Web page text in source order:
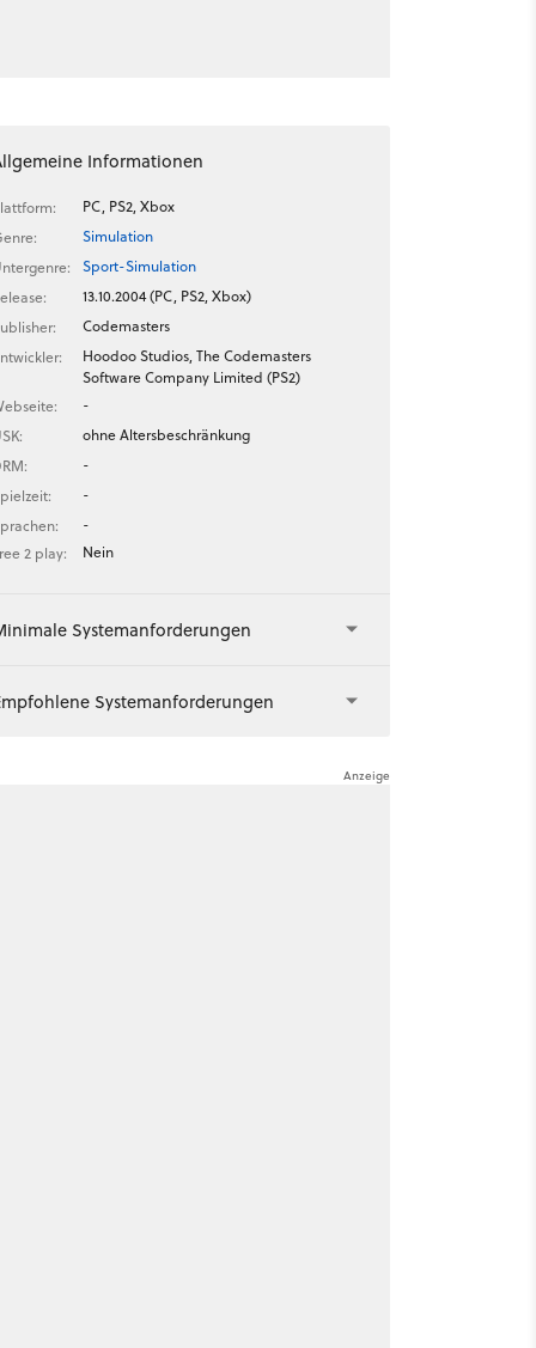
Informationen
PC, PS2, Xbox
Simulation
Sport-Simulation
13.10.2004 (PC, PS2, Xbox)
Codemasters
Hoodoo Studios, The Codemasters
Software Company Limited (PS2)
-
ohne Altersbeschränkung
-
-
-
2 play:
Nein
Systemanforderungen
Systemanforderungen